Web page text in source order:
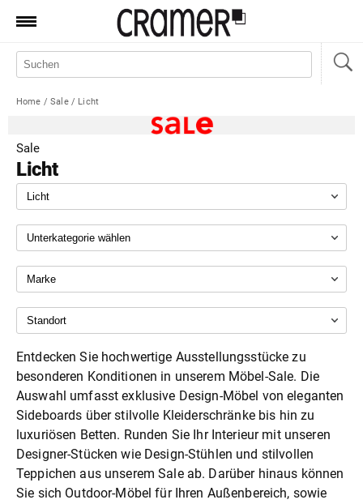
Produkte
Aktionen
News
Sale
Standorte
Service
Shop
Home / Sale/ Licht
Sale
Licht
Entdecken Sie hochwertige Ausstellungsstücke zu
besonderen Konditionen in unserem Möbel-Sale. Die
Auswahl umfasst exklusive Design-Möbel von eleganten
Sideboards über stilvolle Kleiderschränke bis hin zu
luxuriösen Betten. Runden Sie Ihr Interieur mit unseren
Designer-Stücken wie Design-Stühlen und stilvollen
Teppichen aus unserem Sale ab. Darüber hinaus können
Sie sich Outdoor-Möbel für Ihren Außenbereich, sowie